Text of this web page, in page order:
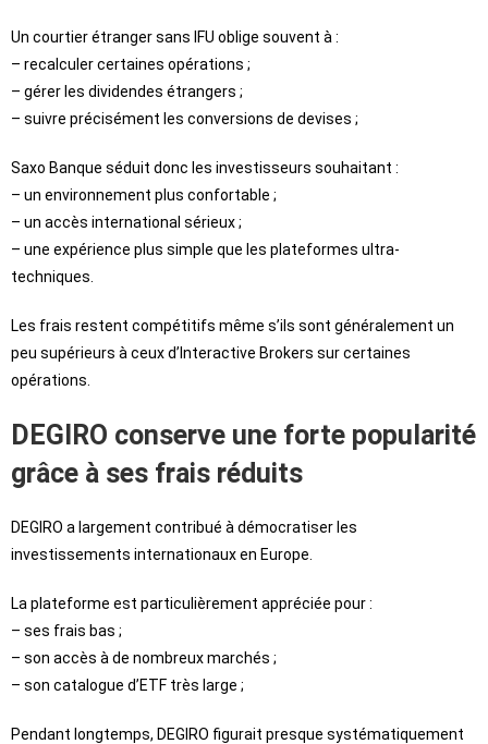
Un courtier étranger sans IFU oblige souvent à :
– recalculer certaines opérations ;
– gérer les dividendes étrangers ;
– suivre précisément les conversions de devises ;
Saxo Banque séduit donc les investisseurs souhaitant :
– un environnement plus confortable ;
– un accès international sérieux ;
– une expérience plus simple que les plateformes ultra-
techniques.
Les frais restent compétitifs même s’ils sont généralement un
peu supérieurs à ceux d’Interactive Brokers sur certaines
opérations.
DEGIRO conserve une forte popularité
grâce à ses frais réduits
DEGIRO a largement contribué à démocratiser les
investissements internationaux en Europe.
La plateforme est particulièrement appréciée pour :
– ses frais bas ;
– son accès à de nombreux marchés ;
– son catalogue d’ETF très large ;
Pendant longtemps, DEGIRO figurait presque systématiquement